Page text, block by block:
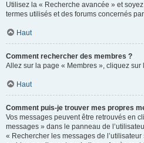
Utilisez la « Recherche avancée » et
termes utilisés et des forums concernés
Haut
Comment rechercher des membres ?
Allez sur la page « Membres », cliquez
Haut
Comment puis-je trouver mes propres
Vos messages peuvent être retrouvés en
messages » dans le panneau de
« Rechercher les messages de